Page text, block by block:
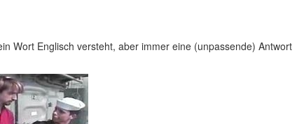
Wort Englisch versteht, aber immer eine (unpassende) Antwort